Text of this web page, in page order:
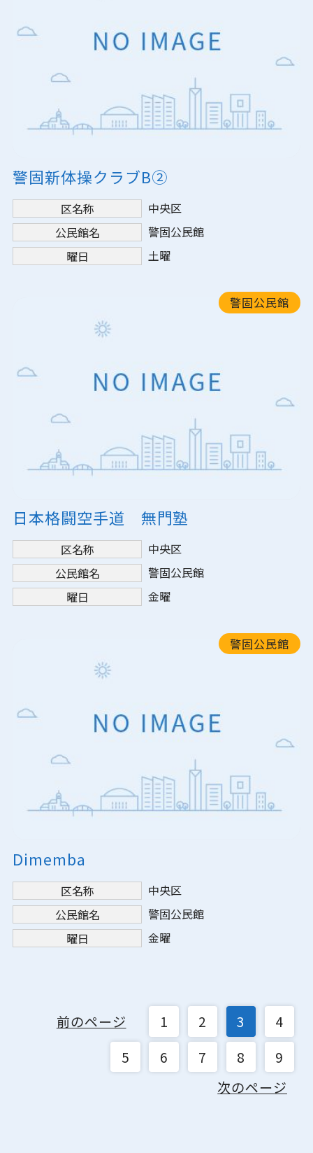
警固新体操クラブB②
区名称
中央区
公民館名
警固公民館
曜日
土曜
警固公民館
日本格闘空手道 無門塾
区名称
中央区
公民館名
警固公民館
曜日
金曜
警固公民館
Dimemba
区名称
中央区
公民館名
警固公民館
曜日
金曜
前のページ 1 2 3
4
5
6 7 8
9
次のページ